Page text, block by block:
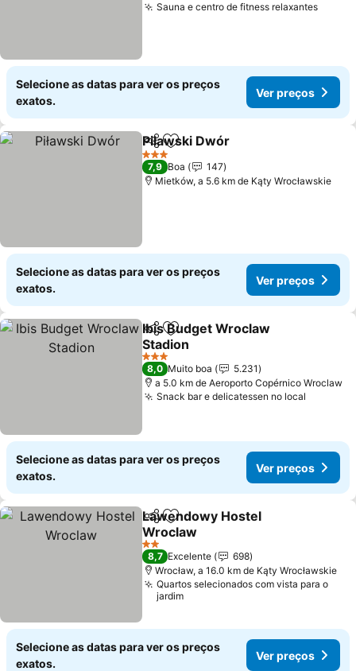
Sauna e centro de fitness relaxantes
Selecione as datas para ver os preços
exatos.
Ver preços
PartilharAdicionar aos favoritos
Piławski Dwór
3 Estrelas
7,9 Boa
147
Mietków, a 5.6 km de Kąty Wrocławskie
Selecione as datas para ver os preços
exatos.
Ver preços
PartilharAdicionar aos favoritos
Ibis Budget Wroclaw
Stadion
3 Estrelas
8,0 Muito boa
5.231
a 5.0 km de Aeroporto Copérnico Wroclaw
Snack bar e delicatessen no local
Selecione as datas para ver os preços
exatos.
Ver preços
PartilharAdicionar aos favoritos
Lawendowy Hostel
Wroclaw
2 Estrelas
8,7 Excelente
698
Wrocław, a 16.0 km de Kąty Wrocławskie
Quartos selecionados com vista para o
jardim
Selecione as datas para ver os preços
exatos.
Ver preços